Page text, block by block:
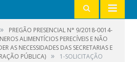
»
PREGÃO PRESENCIAL N° 9/2018-0014-
ALIMENTÍCIOS PERECÍVEIS E NÃO
AS NECESSIDADES DAS SECRETARIAS E
PÚBLICA) » 1-SOLICITAÇÃO